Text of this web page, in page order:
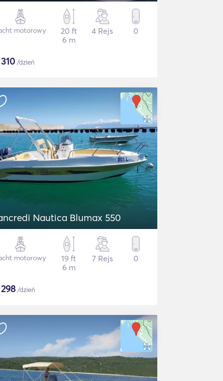
motorowy
20 ft
6 m
4 Rejs 0
310 /dzień
Nautica Blumax 550
motorowy
19 ft
6 m
7 Rejs 0
298/dzień